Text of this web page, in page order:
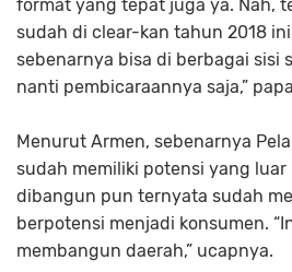
format yang tepat juga ya. Nah,
sudah di clear-kan tahun 2018
sebenarnya bisa di berbagai sisi
nanti pembicaraannya saja,”
Menurut Armen, sebenarnya
sudah memiliki potensi yang luar
dibangun pun ternyata sudah
berpotensi menjadi konsumen.
membangun daerah,” ucapnya.